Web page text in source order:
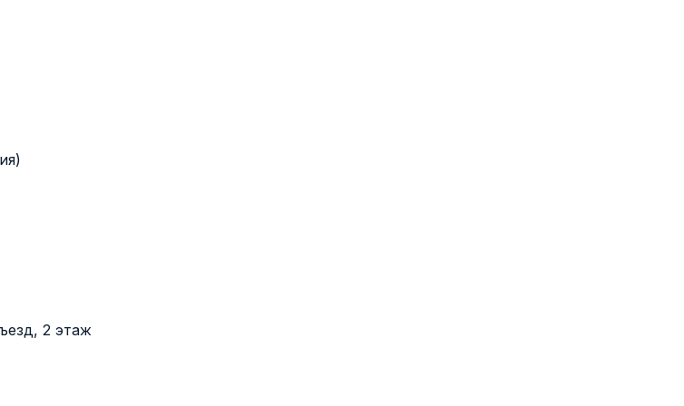
2 этаж